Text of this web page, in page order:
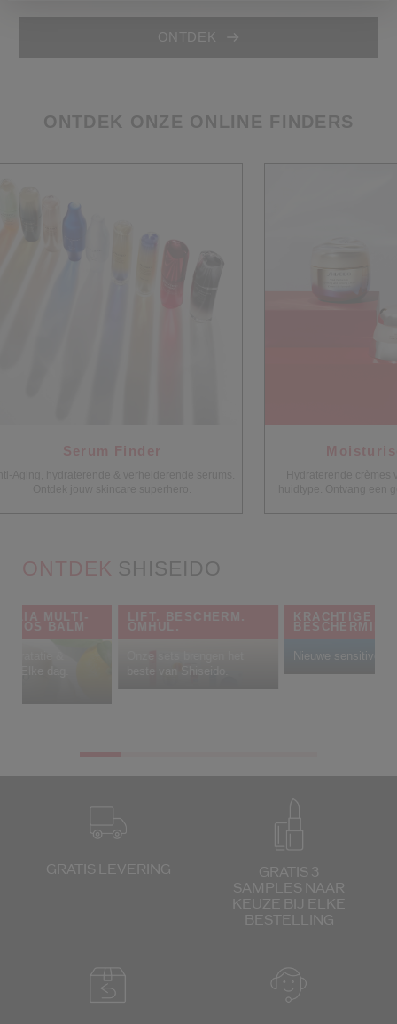
ONTDEK
ONTDEK ONZE ONLINE FINDERS
Serum Finder
MULTI-
SOS BALM
LIFT. BESCHERM.
OMHUL.
beste van Shiseido.
KRACHTIGE
BESCHERMING
Nieuwe sensitive
ONTDEK SHISEIDO
GRATIS LEVERING
GRATIS 3
SAMPLES NAAR
KEUZE BIJ ELKE
BESTELLING